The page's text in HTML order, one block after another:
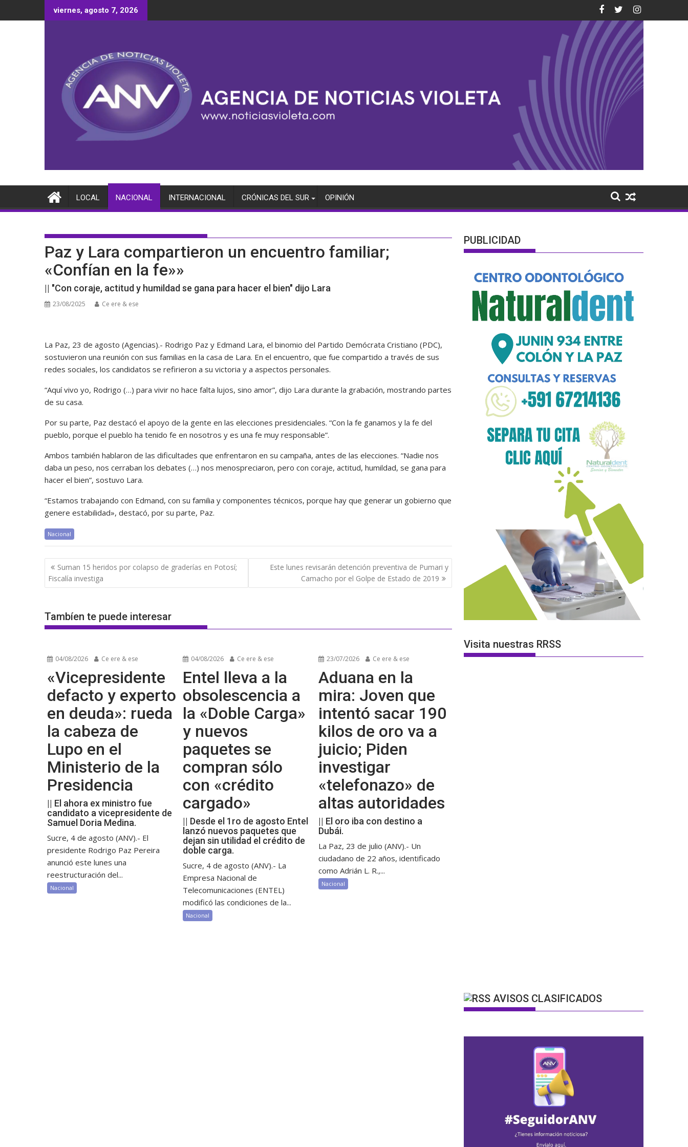
al
viernes, agosto 7, 2026
LOCAL NACIONAL INTERNACIONAL CRÓNICAS DEL SUR OPINIÓN
Paz y Lara compartieron un encuentro familiar;
«Confían en la fe»»
|| "Con coraje, actitud y humildad se gana para hacer el bien" dijo Lara
23/08/2025 Ce ere & ese
La Paz, 23 de agosto (Agencias).- Rodrigo Paz y Edmand Lara, el binomio del Partido Demócrata Cristiano (PDC),
sostuvieron una reunión con sus familias en la casa de Lara. En el encuentro, que fue compartido a través de sus
redes sociales, los candidatos se refirieron a su victoria y a aspectos personales.
“Aquí vivo yo, Rodrigo (…) para vivir no hace falta lujos, sino amor”, dijo Lara durante la grabación, mostrando partes
de su casa.
Por su parte, Paz destacó el apoyo de la gente en las elecciones presidenciales. “Con la fe ganamos y la fe del
pueblo, porque el pueblo ha tenido fe en nosotros y es una fe muy responsable”.
Ambos también hablaron de las dificultades que enfrentaron en su campaña, antes de las elecciones. “Nadie nos
daba un peso, nos cerraban los debates (…) nos menospreciaron, pero con coraje, actitud, humildad, se gana para
hacer el bien”, sostuvo Lara.
“Estamos trabajando con Edmand, con su familia y componentes técnicos, porque hay que generar un gobierno que
genere estabilidad», destacó, por su parte, Paz.
Nacional
Navegación
de
entradas
Suman 15 heridos por colapso de graderías en Potosí;
Fiscalía investiga
Este lunes revisarán detención preventiva de Pumari y
Camacho por el Golpe de Estado de 2019
Tambíen te puede interesar
04/08/2026 Ce ere & ese
«Vicepresidente
defacto y experto
en deuda»: rueda
la cabeza de
Lupo en el
Ministerio de la
Presidencia
|| El ahora ex ministro fue
candidato a vicepresidente de
Samuel Doria Medina.
Sucre, 4 de agosto (ANV).- El
presidente Rodrigo Paz Pereira
anunció este lunes una
reestructuración del...
Nacional
04/08/2026 Ce ere & ese
Entel lleva a la
obsolescencia a
la «Doble Carga»
y nuevos
paquetes se
compran sólo
con «crédito
cargado»
|| Desde el 1ro de agosto Entel
lanzó nuevos paquetes que
dejan sin utilidad el crédito de
doble carga.
Sucre, 4 de agosto (ANV).- La
Empresa Nacional de
Telecomunicaciones (ENTEL)
modificó las condiciones de la...
Nacional
23/07/2026 Ce ere & ese
Aduana en la
mira: Joven que
intentó sacar 190
kilos de oro va a
juicio; Piden
investigar
«telefonazo» de
altas autoridades
|| El oro iba con destino a
Dubái.
La Paz, 23 de julio (ANV).- Un
ciudadano de 22 años, identificado
como Adrián L. R.,...
Nacional
PUBLICIDAD
Visita nuestras RRSS
AVISOS CLASIFICADOS